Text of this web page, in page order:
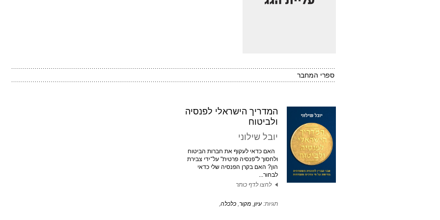
ספרי המחבר
המדריך הישראלי לפנסיה
ולביטוח
יובל שילוני
האם כדאי לעקוף את חברות הביטוח
ולחסוך ל"פנסיה פרטית" על־ידי צבירת
הון? האם בקרן הפנסיה שלי כדאי
לבחור...
לחצו לדף כותר
תגיות: עיון, מקור, כלכלה,